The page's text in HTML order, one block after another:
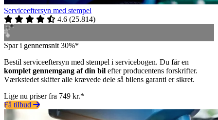
Serviceeftersyn med stempel
4.6 (25.814)
Spar i gennemsnit 30%*
Bestil serviceeftersyn med stempel i servicebogen. Du får en
komplet gennemgang af din bil efter producentens forskrifter.
Værkstedet skifter alle krævede dele så bilens garanti er sikret.
Lige nu priser fra 749 kr.*
Få tilbud